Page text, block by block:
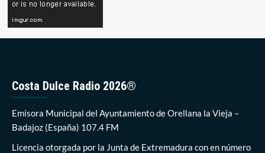
Costa Dulce Radio 2026®
Emisora Municipal del Ayuntamiento de Orellana la Vieja –
Badajoz (España) 107.4 FM
Licencia otorgada por la Junta de Extremadura con en número